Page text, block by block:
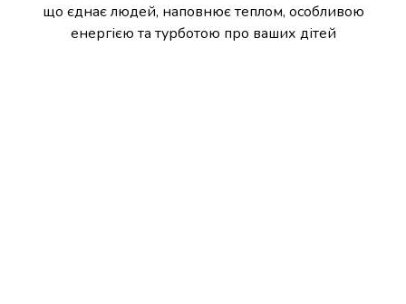
що єднає людей, наповнює теплом, особливою
енергією та турботою про ваших дітей